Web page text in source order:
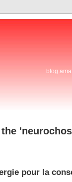
blog
pour la